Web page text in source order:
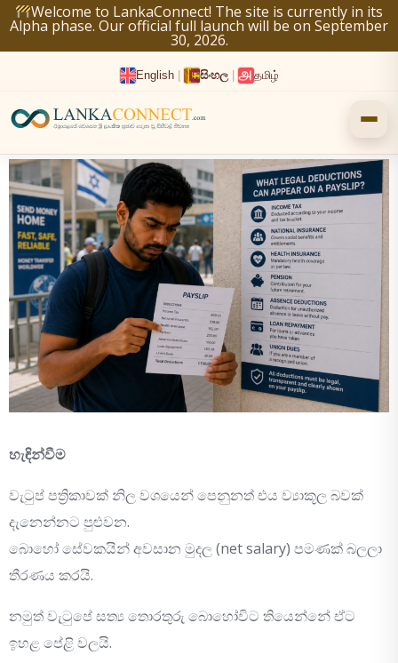
Welcome to LankaConnect! The site is currently in its
Alpha phase. Our official full launch will be on September
30, 2026.
English සිංහල தமிழ்
Skip
to
content
හැඳින්වීම
වැටුප් පත්‍රිකාවක් නිල වශයෙන් පෙනුනත් එය ව්‍යාකූල බවක්
දැනෙන්නට පුළුවන.
බොහෝ සේවකයින් අවසාන මුදල (net salary) පමණක් බලලා
තීරණය කරයි.
නමුත් වැටුපේ සත්‍ය තොරතුරු බොහෝවිට තියෙන්නේ ඒට
ඉහළ පේළි වලයි.